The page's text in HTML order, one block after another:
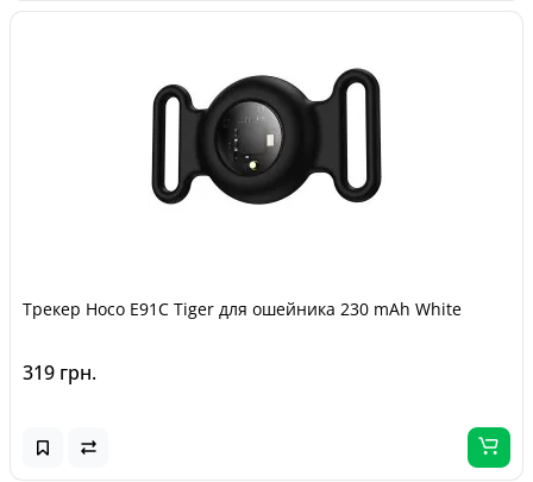
Трекер Hoco E91C Tiger для ошейника 230 mAh White
319 грн.